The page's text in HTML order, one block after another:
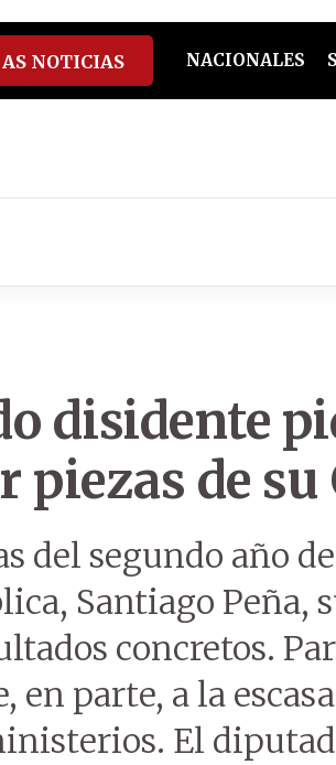
spotify
NOTICIAS NACIONALES
disidente
piezas de su
del segundo año
Santiago Peña,
concretos.
en parte, a la
El